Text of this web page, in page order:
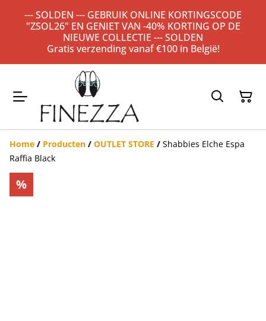
--- SOLDEN --- GEBRUIK ONLINE KORTINGSCODE
"ZSOL26" EN GENIET VAN -40% KORTING OP DE
NIEUWE COLLECTIE --- SOLDEN
Gratis verzending vanaf €100 in België!
Home / Producten / OUTLET STORE / Shabbies Elche Espa
Raffia Black
%